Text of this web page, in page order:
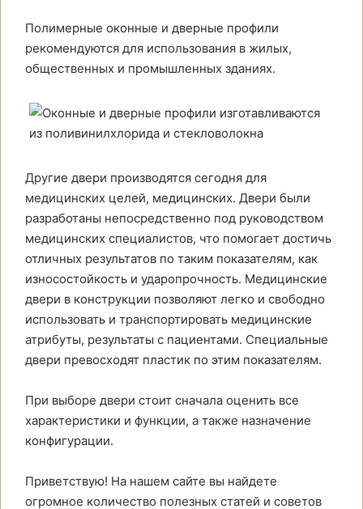
Полимерные оконные и дверные профили
рекомендуются для использования в жилых,
общественных и промышленных зданиях.
Другие двери производятся сегодня для
медицинских целей, медицинских. Двери были
разработаны непосредственно под руководством
медицинских специалистов, что помогает достичь
отличных результатов по таким показателям, как
износостойкость и ударопрочность. Медицинские
двери в конструкции позволяют легко и свободно
использовать и транспортировать медицинские
атрибуты, результаты с пациентами. Специальные
двери превосходят пластик по этим показателям.
При выборе двери стоит сначала оценить все
характеристики и функции, а также назначение
конфигурации.
Приветствую! На нашем сайте вы найдете
огромное количество полезных статей и советов